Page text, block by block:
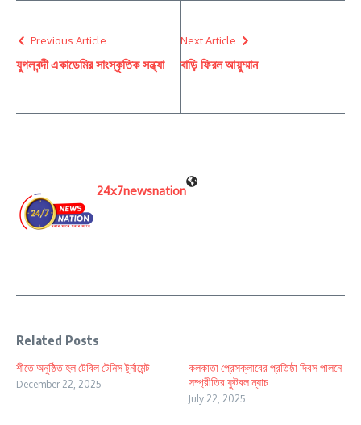
Previous Article
যুগলবন্দী একাডেমির সাংস্কৃতিক সন্ধ্যা
Next Article
বাড়ি ফিরল আয়ুম্মান
24x7newsnation
Related Posts
শীতে অনুষ্ঠিত হল টেবিল টেনিস টুর্নামেন্ট
December 22, 2025
কলকাতা প্রেসক্লাবের প্রতিষ্ঠা দিবস পালনে
সম্প্রীতির ফুটবল ম্যাচ
July 22, 2025